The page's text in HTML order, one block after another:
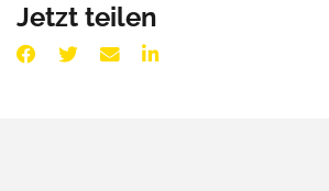
Jetzt teilen